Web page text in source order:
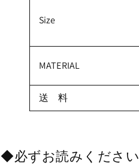
Size
MATERIAL
送 料
◆必ずお読みください